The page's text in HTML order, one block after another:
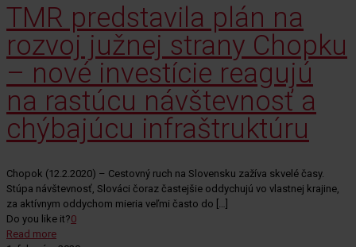
TMR predstavila plán na
rozvoj južnej strany Chopku
– nové investície reagujú
na rastúcu návštevnosť a
chýbajúcu infraštruktúru
Chopok (12.2.2020) – Cestovný ruch na Slovensku zažíva skvelé časy.
Stúpa návštevnosť, Slováci čoraz častejšie oddychujú vo vlastnej krajine,
za aktívnym oddychom mieria veľmi často do […]
Do you like it?0
Read more